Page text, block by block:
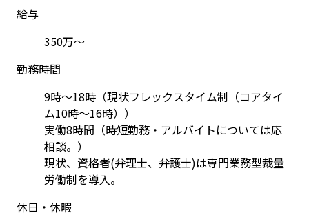
給与
350万～
勤務時間
9時～18時（現状フレックスタイム制（コアタイ
ム10時～16時））
実働8時間（時短勤務・アルバイトについては応
相談。）
現状、資格者(弁理士、弁護士)は専門業務型裁量
労働制を導入。
休日・休暇